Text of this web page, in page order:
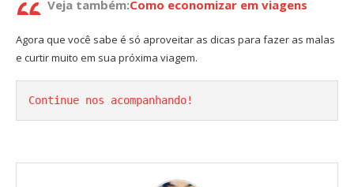
Veja também:Como economizar em viagens
Agora que você sabe é só aproveitar as dicas para fazer as malas
e curtir muito em sua próxima viagem.
Continue nos acompanhando!